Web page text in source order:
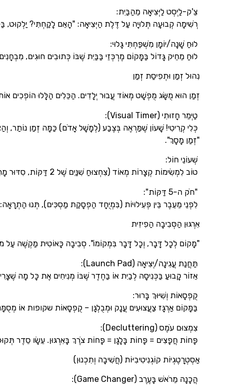
צֵ'ק-לַיְסְט לַיְּצִיאָה מֵהַבַּיִת:
רְשִׁימָה קְבוּעָה תְּלוּיָה עַל דֶּלֶת הַיְּצִיאָה: "הָאֵם לָקַחְתִּי? יַלְקוּט,
לוּחַ שָׁנָה/יוֹמָן מִשְׁפַּחְתִּי גָּלוּי:
לוּחַ מֵחֵיק גָּדוֹל בַּמָּקוֹם מֶרְכְּזֵי בַּבַּיִת שֶׁבּוֹ כְּתוּבִים חוּגִים,
נִהוּל זְמַן וּתְפִיסַת זְמַן
זְמַן הוּא מֻשָּׂג מֻפְשָׁט מְאוֹד עֲבוּר יְלָדִים. הַכֵּלִים הַלָּלוּ הוֹפְכִים
טַיְמֵר חָזוּתִי (Visual Timer):
"זְמַן מָסָךְ".
שְׁעוֹנֵי חוֹל:
טוֹב לִמְשִׂימוֹת קְצָרוֹת מְאוֹד (צִחְצוּחַ שִׁנַּיִם שֶׁל 2 דַּקּוֹת, סִדּוּר מָהִיר שֶׁל צַעֲצוּעִים).
"חֹק ה-5 דַּקּוֹת":
לִפְנֵי מֵעֵבֶר בֵּין פְּעִילוּיוֹת (בִּמְיֻחָד הַפְסָקַת מַסְכִּים), תְּנוּ הַתְרָאָה: "עוֹד 5 דַּקּוֹת מְסַיְּמִים". זֶה עוֹזֵר
אִרְגּוּן הַסְּבִיבָה הַפִיזִית
"מָקוֹם לְכָל דָּבָר, וְכָל דָּבָר בִּמְקוֹמוֹ". סְבִיבָה כָּאוֹטִית מַקְשֶׁה
תַּחֲנַת עֲגִינָה/יְצִיאָה (Launch Pad):
אֵזוֹר קָבוּעַ בַּכְּנִיסָה לְבַיִת אוֹ בַּחֶדֶר שֶׁבּוֹ מְנִיחִים אֶת כָּל מָה
קֻפְסָאוֹת וְשִׁיּוּךְ בָּרוּר:
בַּמָּקוֹם אַרְגָּז צַעֲצוּעִים עֲנָק וּמְבֻלְגָּן – קֻפְסָאוֹת שקופות אוֹ
צִמְצוּם עֹמֶס (Decluttering):
פָּחוֹת חֲפָצִים = פָּחוֹת בָּלָגָן = פָּחוֹת צֹרֶךְ בָּאִרְגּוּן. עֵשָׂו סֵדֶר
אַסְטְרָטֶגְיוֹת קוֹגְנִיטִיבִיּוֹת (חֲשִׁיבָה וְתִכְנוּן)
הֲכָנָה מֵרֹאשׁ בָּעֶרֶב (Game Changer):